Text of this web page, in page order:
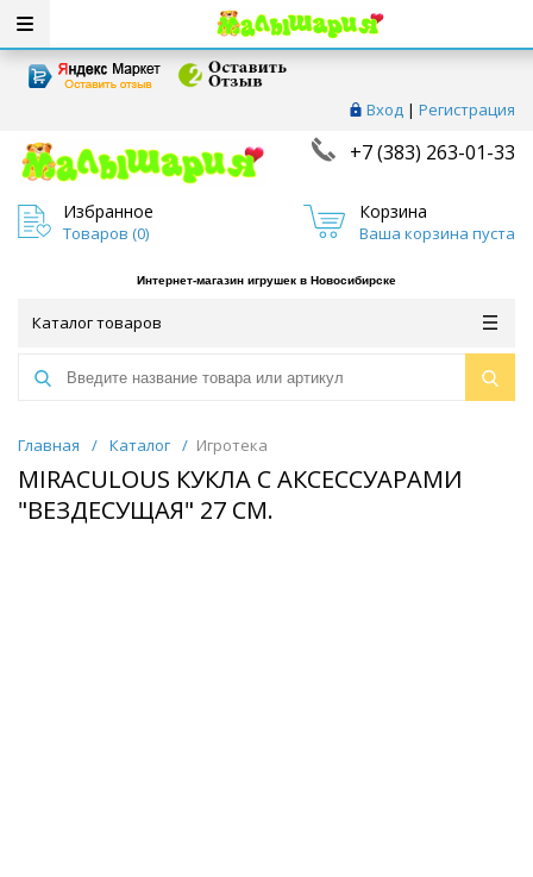
Вход | Регистрация
+7 (383) 263-01-33
Избранное
Товаров (0)
Корзина
Ваша корзина пуста
Интернет-магазин игрушек в Новосибирске
Каталог товаров
Главная / Каталог / Игротека
MIRACULOUS КУКЛА С АКСЕССУАРАМИ
"ВЕЗДЕСУЩАЯ" 27 СМ.